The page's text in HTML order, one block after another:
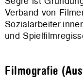
Verband von
und
Filmografie